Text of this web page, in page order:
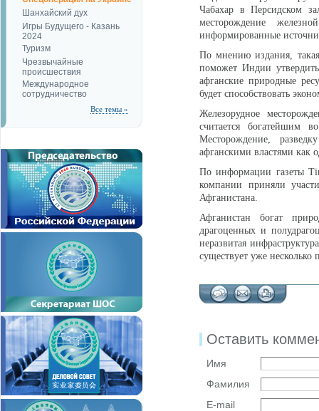
Шанхайский дух
Игры Будущего - Казань
2024
Туризм
Чрезвычайные
происшествия
Международное
сотрудничество
Все темы »
Чабахар в Персидском
месторождение
информированные
По мнению издания,
поможет Индии
афганские природные
будет способствовать
Железорудное
считается богатейшим
Месторождение,
афганскими властями как
По информации газеты
компании приняли
Афганистана.
Афганистан богат
драгоценных и
неразвитая
существует уже несколько
Оставить
Имя
Фамилия
E-mail